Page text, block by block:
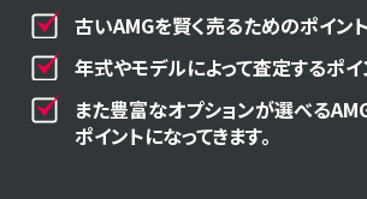
古いAMGを賢く売るためのポイント
年式やモデルによって査定するポイ
また豊富なオプションが選べる
ポイントになってきます。